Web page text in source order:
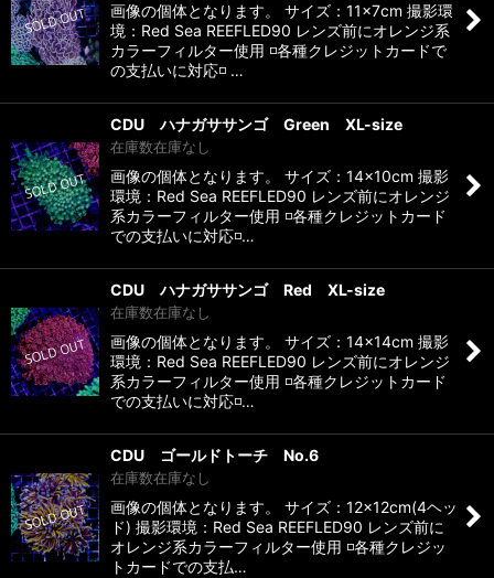
画像の個体となります。 サイズ：11×7cm 撮影環
境：Red Sea REEFLED90 レンズ前にオレンジ系
カラーフィルター使用 ◽️各種クレジットカードで
の支払いに対応◽️ …
CDU ハナガササンゴ Green XL-size
在庫数在庫なし
画像の個体となります。 サイズ：14×10cm 撮影
環境：Red Sea REEFLED90 レンズ前にオレンジ
系カラーフィルター使用 ◽️各種クレジットカード
での支払いに対応◽️…
CDU ハナガササンゴ Red XL-size
在庫数在庫なし
画像の個体となります。 サイズ：14×14cm 撮影
環境：Red Sea REEFLED90 レンズ前にオレンジ
系カラーフィルター使用 ◽️各種クレジットカード
での支払いに対応◽️…
CDU ゴールドトーチ No.6
在庫数在庫なし
画像の個体となります。 サイズ：12×12cm(4ヘッ
ド) 撮影環境：Red Sea REEFLED90 レンズ前に
オレンジ系カラーフィルター使用 ◽️各種クレジッ
トカードでの支払…